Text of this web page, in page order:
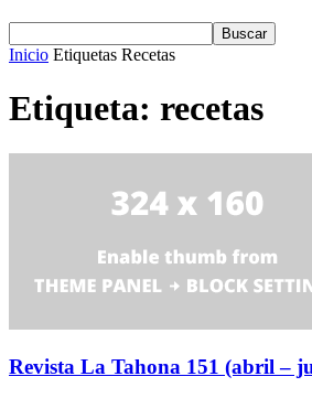
Inicio Etiquetas Recetas
Etiqueta: recetas
Revista La Tahona 151 (abril –